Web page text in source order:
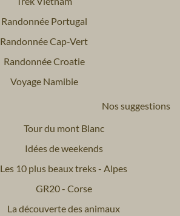
Randonnée Portugal
Randonnée Cap-Vert
Randonnée Croatie
Voyage Namibie
Nos suggestions
Tour du mont Blanc
Idées de weekends
Les 10 plus beaux treks - Alpes
GR20 - Corse
La découverte des animaux